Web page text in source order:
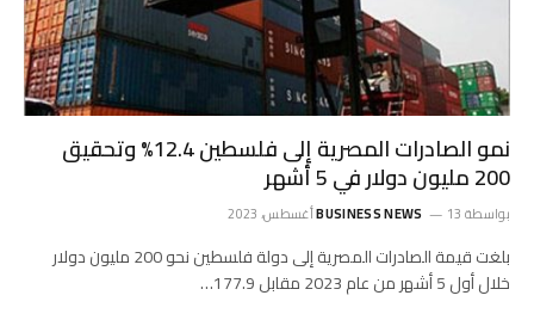
نمو الصادرات المصرية إلى فلسطين 12.4% وتحقيق
200 مليون دولار في 5 أشهر
بواسطة BUSINESS NEWS 13 أغسطس، 2023
بلغت قيمة الصادرات المصرية إلى دولة فلسطين نحو 200 مليون دولار
خلال أول 5 أشهر من عام 2023 مقابل 177.9…